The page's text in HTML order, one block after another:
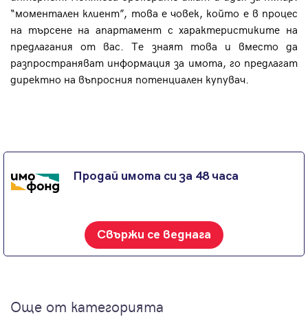
“моментален клиент”, това е човек, който е в процес
на търсене на апартамент с характеристиките на
предлагания от вас. Те знаят това и вместо да
разпространяват информация за имота, го предлагат
директно на въпросния потенциален купувач.
Продай имота си за 48 часа
Свържи се веднага
Още от категорията